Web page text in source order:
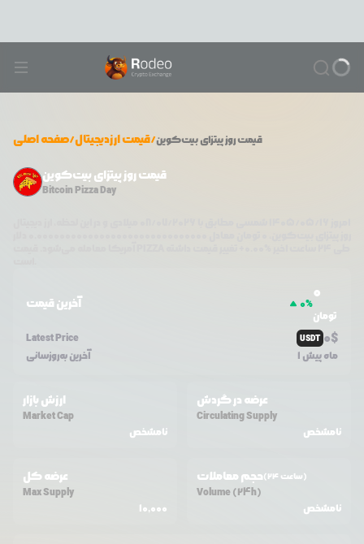
صفحه اصلی/قیمت ارزدیجیتال/ قیمتروز پیتزای بیت‌کوین
قیمت روز پیتزای بیت‌کوین
Bitcoin Pizza Day
آخرین قیمت 0%
0
تومان
Latest Price
USDT 0$
آخرین به‌روزسانی 1 ماه پیش
ارزش بازار
Market Cap
نامشخص
عرضه در گردش
Circulating Supply
نامشخص
عرضه کل
Max Supply
10,000
حجم معاملات (24 ساعت)
Volume (24h)
نامشخص